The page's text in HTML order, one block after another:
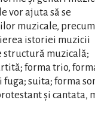
vor ajuta să se
muzicale, precum
istoriei muzicii
structură muzicală;
forma trio,
fuga; suita; forma
şi cantata,